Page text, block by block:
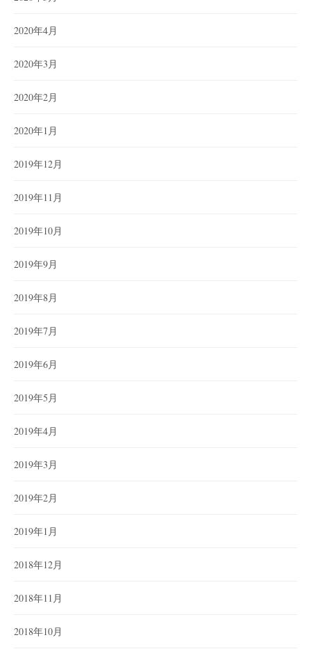
2020年4月
2020年3月
2020年2月
2020年1月
2019年12月
2019年11月
2019年10月
2019年9月
2019年8月
2019年7月
2019年6月
2019年5月
2019年4月
2019年3月
2019年2月
2019年1月
2018年12月
2018年11月
2018年10月